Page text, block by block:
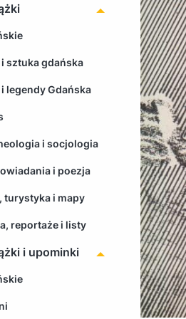
sztuka gdańska
legendy Gdańska
i socjologia
i poezja
turystyka i mapy
reportaże i listy
i upominki